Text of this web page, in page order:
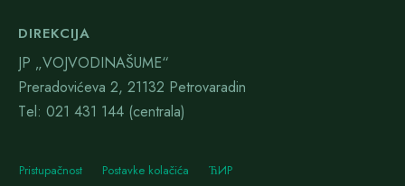
DIREKCIJA
JP „VOJVODINAŠUME“
Preradovićeva 2, 21132 Petrovaradin
Тel: 021 431 144 (centrala)
Pristupačnost Postavke kolačića ЋИР